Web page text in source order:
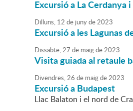
Excursió a La
Dilluns, 12 de junyde2023
Excursió a les Lagunas
Dissabte,27 de maigde2023
Visita guiada al retaule
Divendres,26 de maigde2023
Excursió a Budapest
Llac Balaton i el nord de